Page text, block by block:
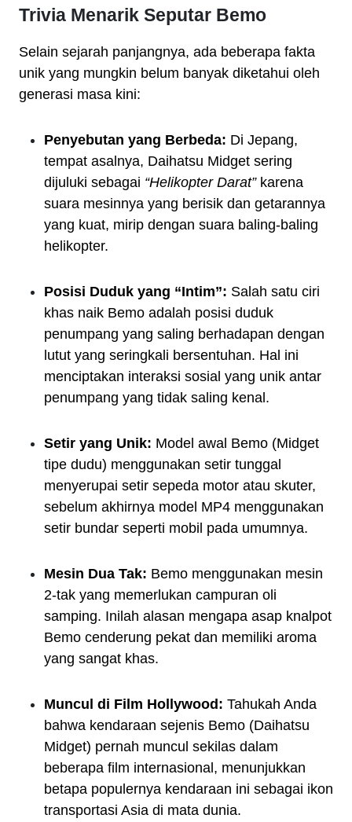
Trivia Menarik Seputar Bemo
Selain sejarah panjangnya, ada beberapa fakta
unik yang mungkin belum banyak diketahui oleh
generasi masa kini:
Penyebutan yang Berbeda: Di Jepang,
tempat asalnya, Daihatsu Midget sering
dijuluki sebagai “Helikopter Darat”karena
suara mesinnya yang berisik dan getarannya
yang kuat, mirip dengan suara baling-baling
helikopter.
Posisi Duduk yang “Intim”: Salah satu ciri
khas naik Bemo adalah posisi duduk
penumpang yang saling berhadapan dengan
lutut yang seringkali bersentuhan. Hal ini
menciptakan interaksi sosial yang unik antar
penumpang yang tidak saling kenal.
Setir yang Unik: Model awal Bemo (Midget
tipe dudu) menggunakan setir tunggal
menyerupai setir sepeda motor atau skuter,
sebelum akhirnya model MP4 menggunakan
setir bundar seperti mobil pada umumnya.
Mesin Dua Tak: Bemo menggunakan mesin
2-tak yang memerlukan campuran oli
samping. Inilah alasan mengapa asap knalpot
Bemo cenderung pekat dan memiliki aroma
yang sangat khas.
Muncul di Film Hollywood: Tahukah Anda
bahwa kendaraan sejenis Bemo (Daihatsu
Midget) pernah muncul sekilas dalam
beberapa film internasional, menunjukkan
betapa populernya kendaraan ini sebagai ikon
transportasi Asia di mata dunia.